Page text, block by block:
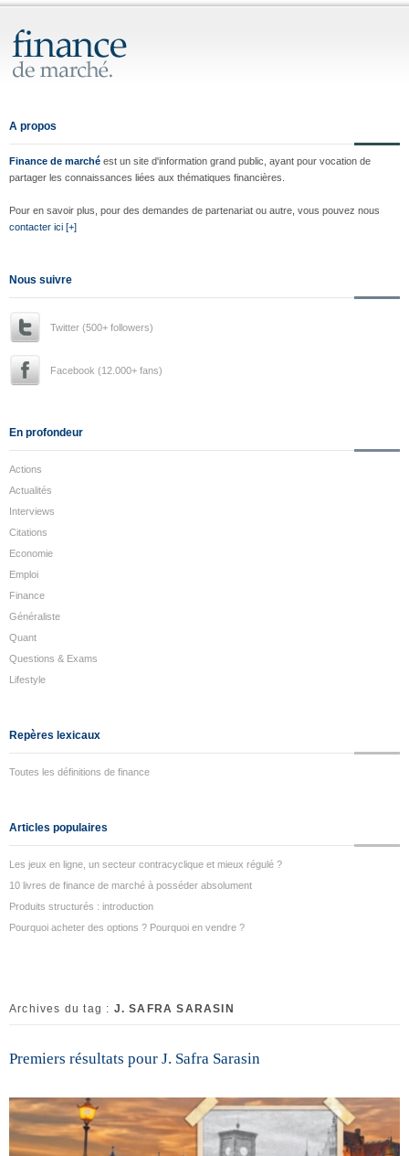
A propos
Finance de marché est un site d'information grand public, ayant pour vocation de
partager les connaissances liées aux thématiques financières.
Pour en savoir plus, pour des demandes de partenariat ou autre, vous pouvez nous
contacter ici [+]
Nous suivre
Twitter (500+ followers)
Facebook (12.000+ fans)
En profondeur
Actions
Actualités
Interviews
Citations
Economie
Emploi
Finance
Généraliste
Quant
Questions & Exams
Lifestyle
Repères lexicaux
Toutes les définitions de finance
Articles populaires
Les jeux en ligne, un secteur contracyclique et mieux régulé ?
10 livres de finance de marché à posséder absolument
Produits structurés : introduction
Pourquoi acheter des options ? Pourquoi en vendre ?
Archives du tag : J. SAFRA SARASIN
Premiers résultats pour J. Safra Sarasin